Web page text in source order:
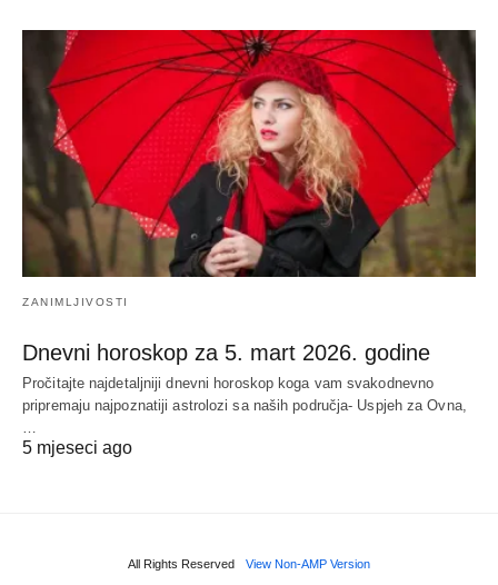
ZANIMLJIVOSTI
Dnevni horoskop za 5. mart 2026. godine
Pročitajte najdetaljniji dnevni horoskop koga vam svakodnevno
pripremaju najpoznatiji astrolozi sa naših područja- Uspjeh za Ovna,
5 mjeseci ago
All Rights Reserved View Non-AMP Version